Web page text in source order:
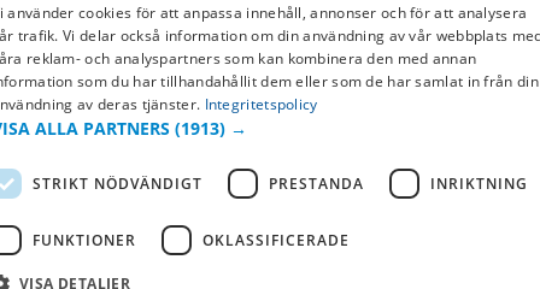
Copyright © 2019 This site is Licensed to 377 Sport AB
SWEDISH
FI
använder cookies för att anpassa innehåll, annonser och för att analysera
trafik. Vi delar också information om din användning av vår webbplats
reklam- och analyspartners som kan kombinera den med annan
som du har tillhandahållit dem eller som de har samlat in från din
av deras tjänster. Integritetspolicy
ALLA PARTNERS (1913) →
STRIKT NÖDVÄNDIGT PRESTANDA INRIKTNING
FUNKTIONER OKLASSIFICERADE
VISA DETALJER